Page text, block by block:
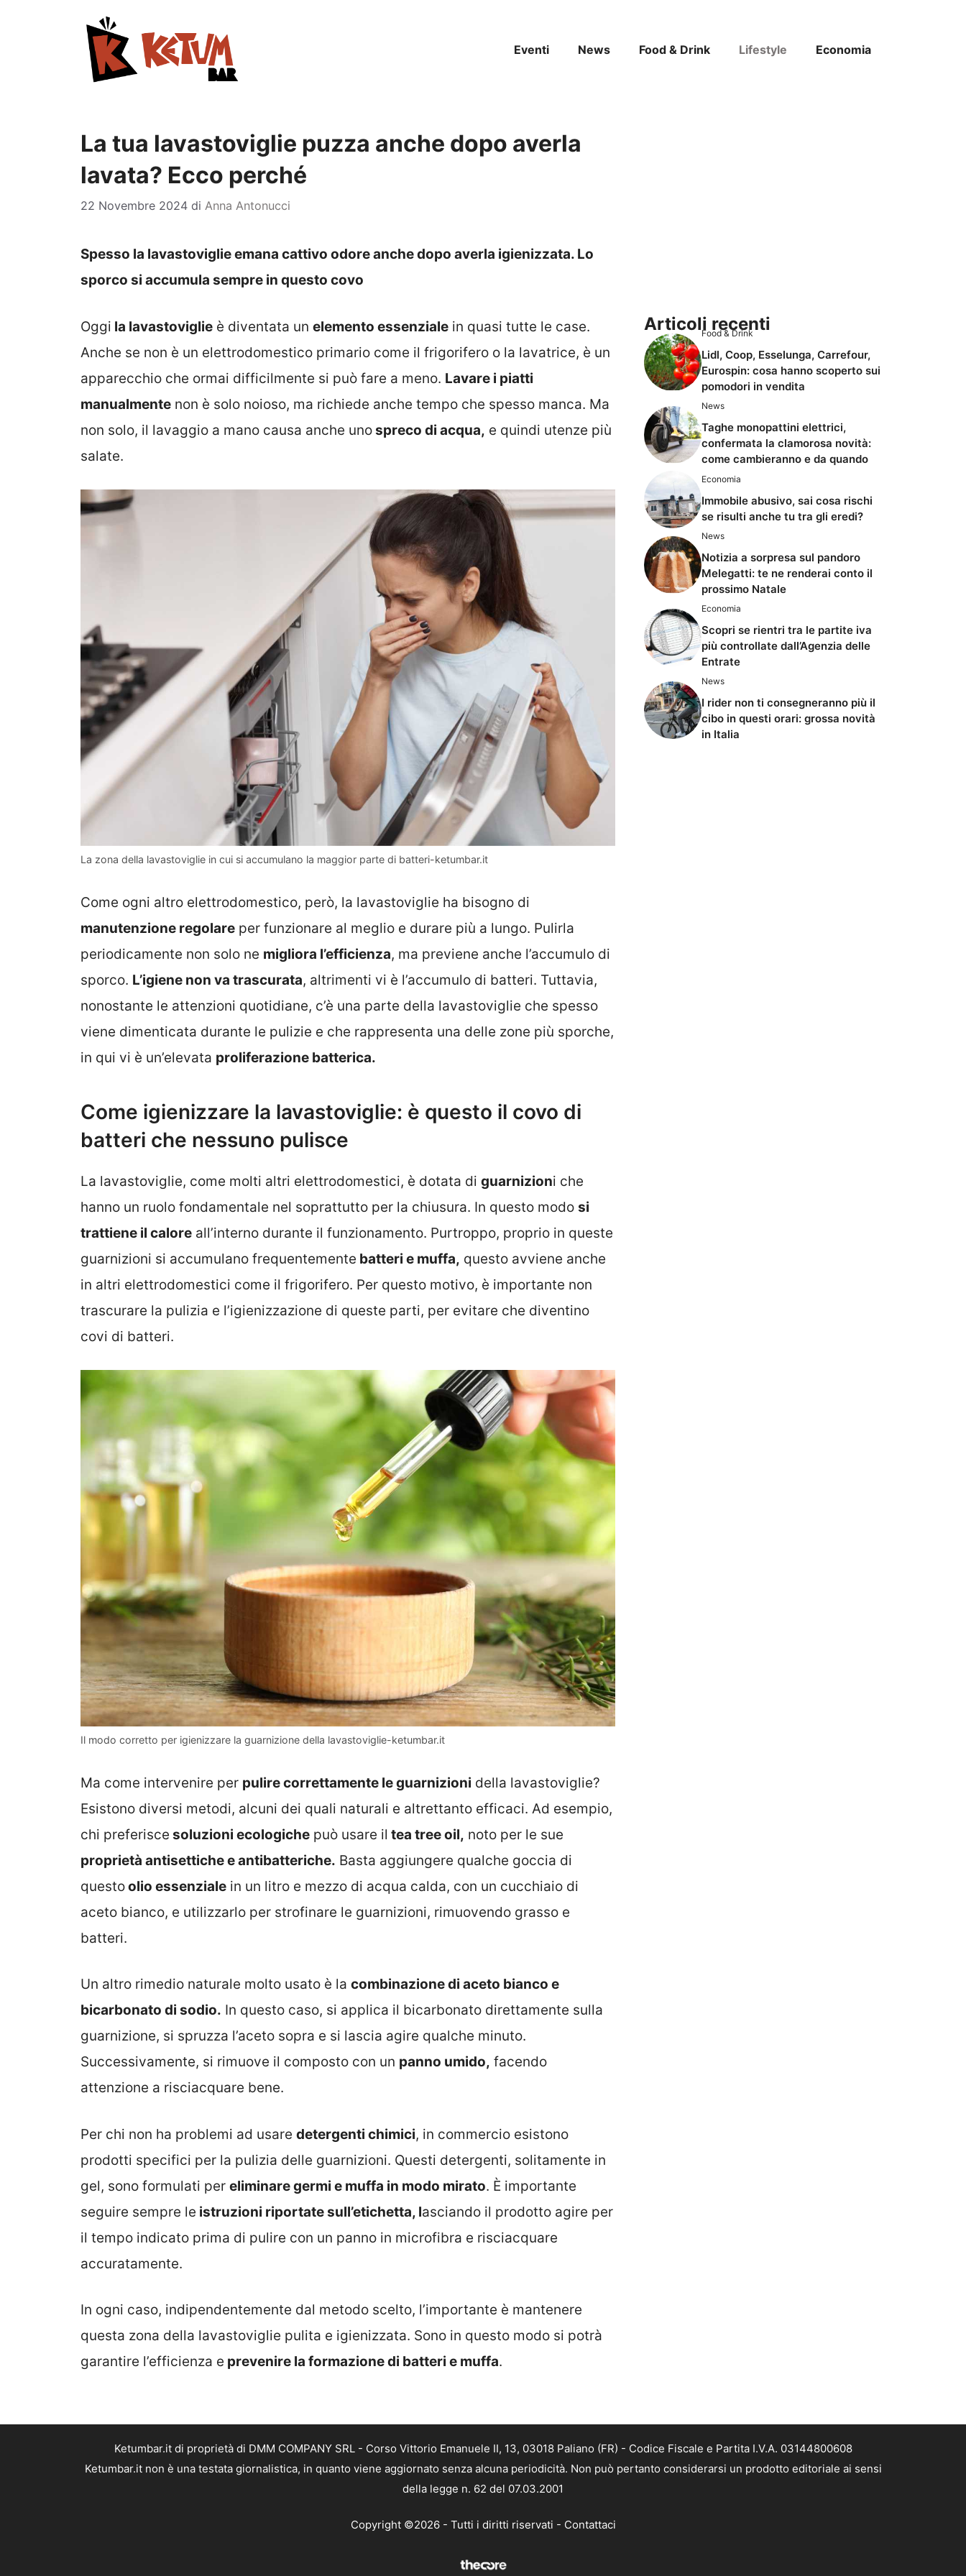
Eventi News Food & Drink Lifestyle Economia
La tua lavastoviglie puzza anche dopo averla
lavata? Ecco perché
22 Novembre 2024 di Anna Antonucci
Spesso la lavastoviglie emana cattivo odore anche dopo averla igienizzata. Lo
sporco si accumula sempre in questo covo
Oggi la lavastoviglie è diventata un elemento essenziale in quasi tutte le case.
Anche se non è un elettrodomestico primario come il frigorifero o la lavatrice, è un
apparecchio che ormai difficilmente si può fare a meno. Lavare i piatti
manualmente non è solo noioso, ma richiede anche tempo che spesso manca. Ma
non solo, il lavaggio a mano causa anche unospreco di acqua, e quindi utenze più
salate.
La zona della lavastoviglie in cui si accumulano la maggior parte di batteri-ketumbar.it
Come ogni altro elettrodomestico, però, la lavastoviglie ha bisogno di
manutenzione regolare per funzionare al meglio e durare più a lungo. Pulirla
periodicamente non solo ne migliora l’efficienza, ma previene anche l’accumulo di
sporco. L’igiene non va trascurata, altrimenti vi è l’accumulo di batteri. Tuttavia,
nonostante le attenzioni quotidiane, c’è una parte della lavastoviglie che spesso
viene dimenticata durante le pulizie e che rappresenta una delle zone più sporche,
in qui vi è un’elevata proliferazione batterica.
Come igienizzare la lavastoviglie: è questo il covo di
batteri che nessuno pulisce
La lavastoviglie, come molti altri elettrodomestici, è dotata di guarnizioni che
hanno un ruolo fondamentale nel soprattutto per la chiusura. In questo modo si
trattiene il calore all’interno durante il funzionamento. Purtroppo, proprio in queste
guarnizioni si accumulano frequentemente batteri e muffa, questo avviene anche
in altri elettrodomestici come il frigorifero. Per questo motivo, è importante non
trascurare la pulizia e l’igienizzazione di queste parti, per evitare che diventino
covi di batteri.
Il modo corretto per igienizzare la guarnizione della lavastoviglie-ketumbar.it
Ma come intervenire per pulire correttamente le guarnizioni della lavastoviglie?
Esistono diversi metodi, alcuni dei quali naturali e altrettanto efficaci. Ad esempio,
chi preferisce soluzioni ecologiche può usare il tea tree oil, noto per le sue
proprietà antisettiche e antibatteriche. Basta aggiungere qualche goccia di
questoolio essenziale in un litro e mezzo di acqua calda, con un cucchiaio di
aceto bianco, e utilizzarlo per strofinare le guarnizioni, rimuovendo grasso e
batteri.
Un altro rimedio naturale molto usato è la combinazione di aceto bianco e
bicarbonato di sodio. In questo caso, si applica il bicarbonato direttamente sulla
guarnizione, si spruzza l’aceto sopra e si lascia agire qualche minuto.
Successivamente, si rimuove il composto con un panno umido, facendo
attenzione a risciacquare bene.
Per chi non ha problemi ad usare detergenti chimici, in commercio esistono
prodotti specifici per la pulizia delle guarnizioni. Questi detergenti, solitamente in
gel, sono formulati per eliminare germi e muffa in modo mirato. È importante
seguire sempre le istruzioni riportate sull’etichetta, lasciando il prodotto agire per
il tempo indicato prima di pulire con un panno in microfibra e risciacquare
accuratamente.
In ogni caso, indipendentemente dal metodo scelto, l’importante è mantenere
questa zona della lavastoviglie pulita e igienizzata. Sono in questo modo si potrà
garantire l’efficienza e prevenire la formazione di batteri e muffa.
Articoli recenti
Food & Drink
Lidl, Coop, Esselunga, Carrefour,
Eurospin: cosa hanno scoperto sui
pomodori in vendita
News
Taghe monopattini elettrici,
confermata la clamorosa novità:
come cambieranno e da quando
Economia
Immobile abusivo, sai cosa rischi
se risulti anche tu tra gli eredi?
News
Notizia a sorpresa sul pandoro
Melegatti: te ne renderai conto il
prossimo Natale
Economia
Scopri se rientri tra le partite iva
più controllate dall’Agenzia delle
Entrate
News
I rider non ti consegneranno più il
cibo in questi orari: grossa novità
in Italia
Ketumbar.it di proprietà di DMM COMPANY SRL - Corso Vittorio Emanuele II, 13, 03018 Paliano (FR) - Codice Fiscale e Partita I.V.A. 03144800608
Ketumbar.it non è una testata giornalistica, in quanto viene aggiornato senza alcuna periodicità. Non può pertanto considerarsi un prodotto editoriale ai sensi
della legge n. 62 del 07.03.2001
Copyright ©2026 - Tutti i diritti riservati - Contattaci